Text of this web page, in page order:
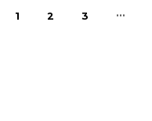
Posts
1 2 3 …